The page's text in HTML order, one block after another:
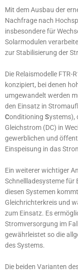
Mit dem Ausbau der
Nachfrage nach
insbesondere für
Solarmodulen
zur Stabilisierung der
Die Relaismodelle FTR-
konzipiert, bei denen
umgewandelt werden
den Einsatz in
Conditioning Systems),
Gleichstrom (DC) in
gewerblichen und
Einspeisung in das
Ein weiterer wichtiger
Schnellladesysteme für
diesen Systemen
Gleichrichterkreis und
zum Einsatz. Es
Stromversorgung im
gewährleistet so die
des Systems.
Die beiden Varianten